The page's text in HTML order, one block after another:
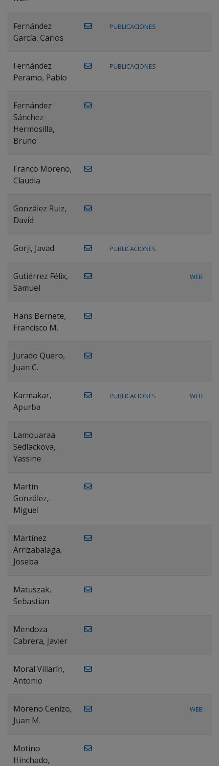
Fernández
García, Carlos
PUBLICACIONES
Fernández
Peramo, Pablo
PUBLICACIONES
Fernández
Sánchez-
Hermosilla,
Bruno
Franco Moreno,
Claudia
González Ruiz,
David
Gorji, Javad PUBLICACIONES
Gutiérrez Félix,
Samuel
WEB
Hans Bernete,
Francisco M.
Jurado Quero,
Juan C.
Karmakar,
Apurba
PUBLICACIONES WEB
Lamouaraa
Sedlackova,
Yassine
Martín
González,
Miguel
Martínez
Arrizabalaga,
Joseba
Matuszak,
Sebastian
Mendoza
Cabrera, Javier
Moral Villarín,
Antonio
Moreno Cenizo,
Juan M.
WEB
Motino
Hinchado,